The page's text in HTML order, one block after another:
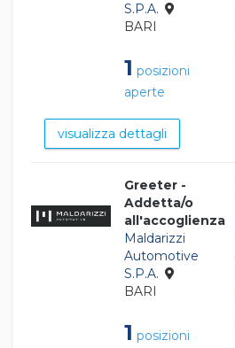
S.P.A.
BARI
1 posizioni
aperte
visualizza dettagli
Greeter -
Addetta/o
all'accoglienza
Maldarizzi
Automotive
S.P.A.
BARI
1 posizioni